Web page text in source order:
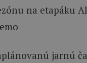
jarnú